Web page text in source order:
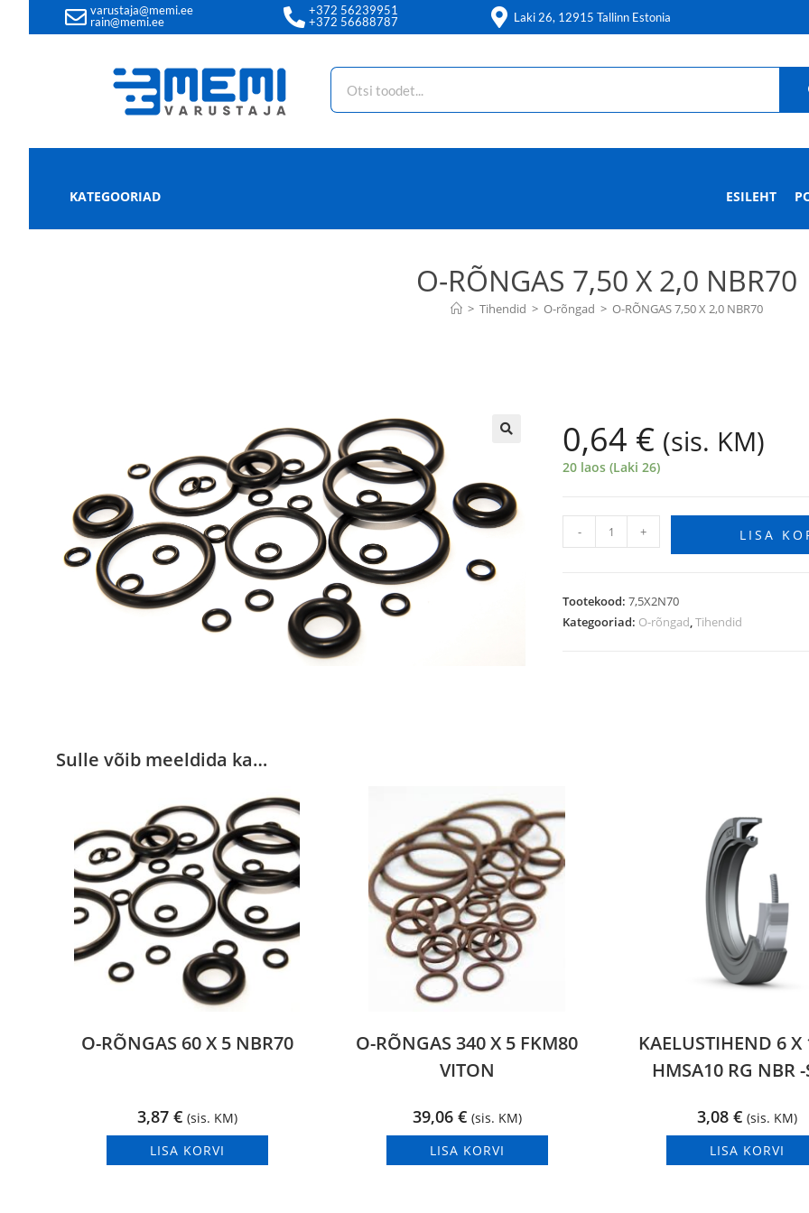
varustaja@memi.ee
rain@memi.ee
+372 56239951
+372 56688787
Laki 26, 12915 Tallinn Estonia
KATEGOORIAD ESILEHT
O-RÕNGAS 7,50 X 2,0 NBR70
> Tihendid > O-rõngad > O-RÕNGAS 7,50 X 2,0 NBR70
0,64 € (sis. KM)
20 laos (Laki 26)
- + LISA
Tootekood:7,5X2N70
Kategooriad: O-rõngad,Tihendid
Sulle võib meeldida ka…
O-RÕNGAS 60 X 5 NBR70
3,87 € (sis. KM)
LISA KORVI
O-RÕNGAS 340 X 5 FKM80
VITON
39,06 € (sis. KM)
LISA KORVI
KAELUSTIHEND 6 X
HMSA10 RG NBR -
3,08 € (sis. KM)
LISA KORVI